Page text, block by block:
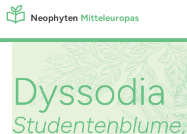
Neophyten Mitteleuropas
Dyssodia
Studentenblume,